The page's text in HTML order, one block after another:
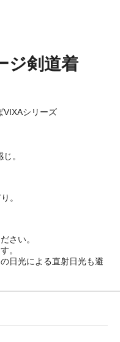
ジ剣道着
VIXAシリーズ
。
。
さい。
。
日光による直射日光も避